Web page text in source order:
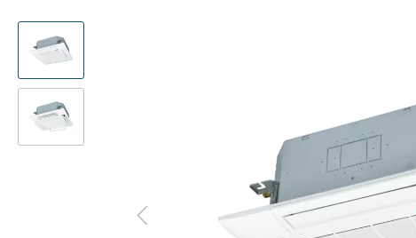
Tower-
WLAN-Adapter
Frostschutzventil CompTrol
Ferritkern
Adapter-Verbinder-Set CO2-Sensor